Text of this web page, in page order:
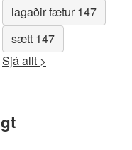
lagaðir fætur 147
sætt 147
Sjá allt >